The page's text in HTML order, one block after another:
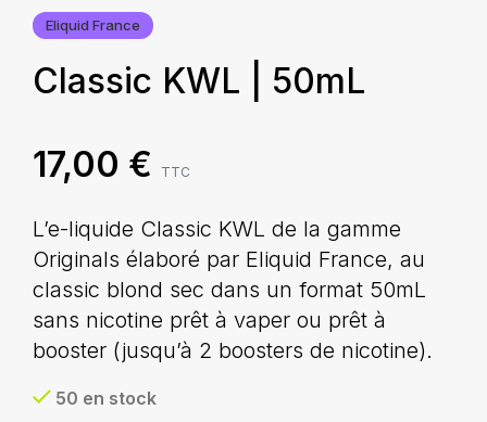
Eliquid France
Classic KWL | 50mL
17,00 € TTC
L’e-liquide Classic KWL de la gamme
Originals élaboré par Eliquid France, au
classic blond sec dans un format 50mL
sans nicotine prêt à vaper ou prêt à
booster (jusqu’à 2 boosters de nicotine).
50 en stock